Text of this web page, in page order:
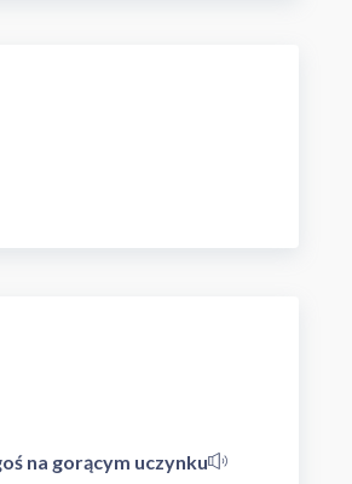
na gorącym uczynku